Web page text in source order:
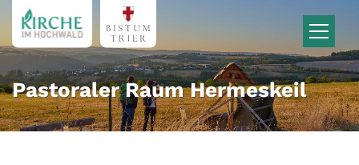
Zum Inhalt springen
Pastoraler Raum Hermeskeil